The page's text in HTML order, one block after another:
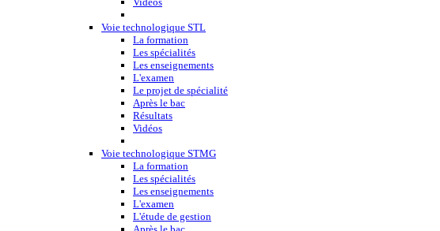
Voie technologique STL
La formation
Les spécialités
Les enseignements
L'examen
Le projet de spécialité
Après le bac
Résultats
Vidéos
Voie technologique STMG
La formation
Les spécialités
Les enseignements
L'examen
L'étude de gestion